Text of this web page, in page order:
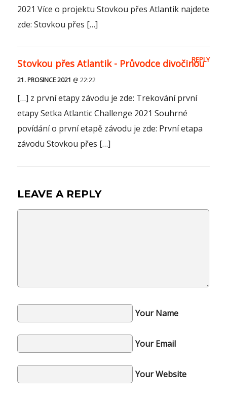
2021 Více o projektu Stovkou přes Atlantik najdete
zde: Stovkou přes […]
Stovkou přes Atlantik - Průvodce divočinou
21. PROSINCE 2021 @ 22:22
[…] z první etapy závodu je zde: Trekování první
etapy Setka Atlantic Challenge 2021 Souhrné
povídání o první etapě závodu je zde: První etapa
závodu Stovkou přes […]
REPLY
LEAVE A REPLY
Your Name
Your Email
Your Website